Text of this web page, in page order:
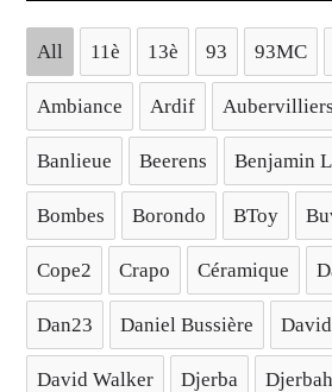
All 11è 13è 93 93MC
Ambiance Ardif Aubervilliers
Banlieue Beerens Benjamin
Bombes Borondo BToy
Cope2 Crapo Céramique
Dan23 Daniel Bussière
David Walker Djerba